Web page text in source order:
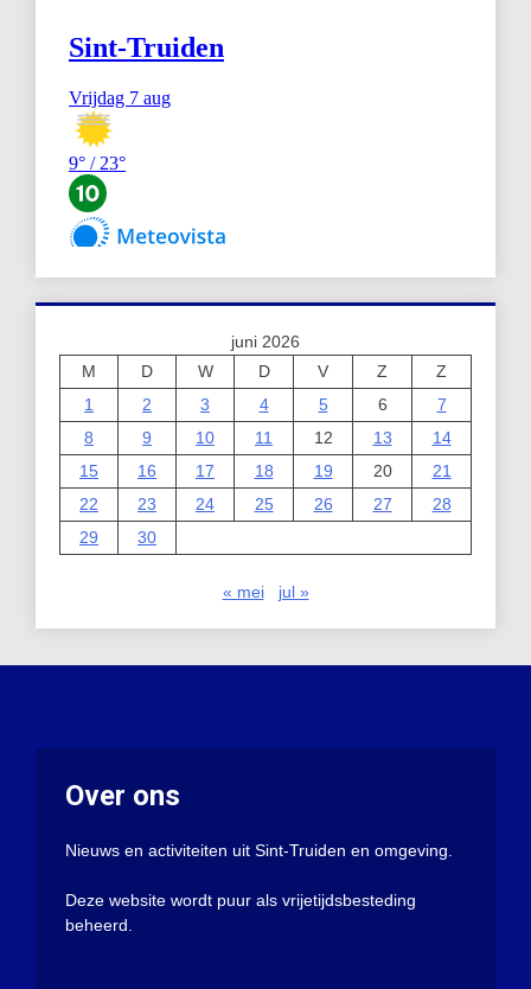
juni 2026
M
D W D V Z
Z
1
2 3 4 5 6
7
8
9 10 11 12 13
14
15
16 17 18 19 20
21
22
23 24 25 26 27
28
29
30
« mei jul »
Over ons
Nieuws en activiteiten uit Sint-Truiden en omgeving.
Deze website wordt puur als vrijetijdsbesteding
beheerd.